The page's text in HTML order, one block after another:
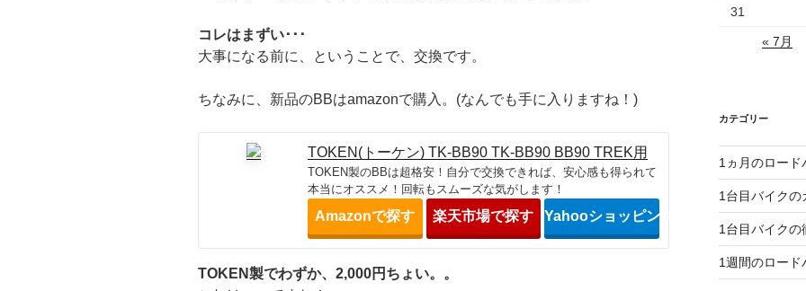
コレはまずい･･･
大事になる前に、ということで、交換です。
ちなみに、新品のBBはamazonで購入。(なんでも手に入りますね！)
TOKEN(トーケン) TK-BB90 TK-BB90 BB90 TREK用
TOKEN製のBBは超格安！自分で交換できれば、安心感も得られて
本当にオススメ！回転もスムーズな気がします！
Amazonで探す 楽天市場で探す Yahooショッピングで探す
TOKEN製でわずか、2,000円ちょい。。
31
« 7月
カテゴリー
1ヵ月のロード
1台目バイクの
1台目バイクの
1週間のロード